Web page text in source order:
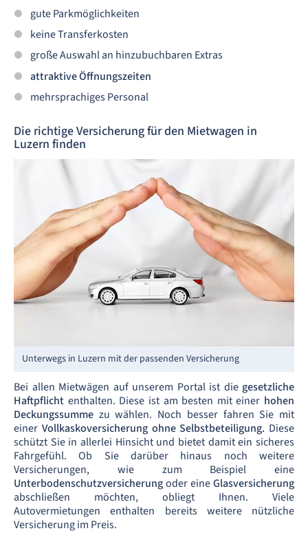
gute Parkmöglichkeiten
keine Transferkosten
große Auswahl an hinzubuchbaren Extras
attraktive Öffnungszeiten
mehrsprachiges Personal
Die richtige Versicherung für den Mietwagen in
Luzern finden
Unterwegs in Luzern mit der passenden Versicherung
Bei allen Mietwägen auf unserem Portal ist die gesetzliche
Haftpflicht enthalten. Diese ist am besten mit einer hohen
Deckungssumme zu wählen. Noch besser fahren Sie mit
einer Vollkaskoversicherung ohne Selbstbeteiligung. Diese
schützt Sie in allerlei Hinsicht und bietet damit ein sicheres
Fahrgefühl. Ob Sie darüber hinaus noch weitere
Versicherungen, wie zum Beispiel eine
Unterbodenschutzversicherungoder eineGlasversicherung
abschließen möchten, obliegt Ihnen. Viele
Autovermietungen enthalten bereits weitere nützliche
Versicherung im Preis.